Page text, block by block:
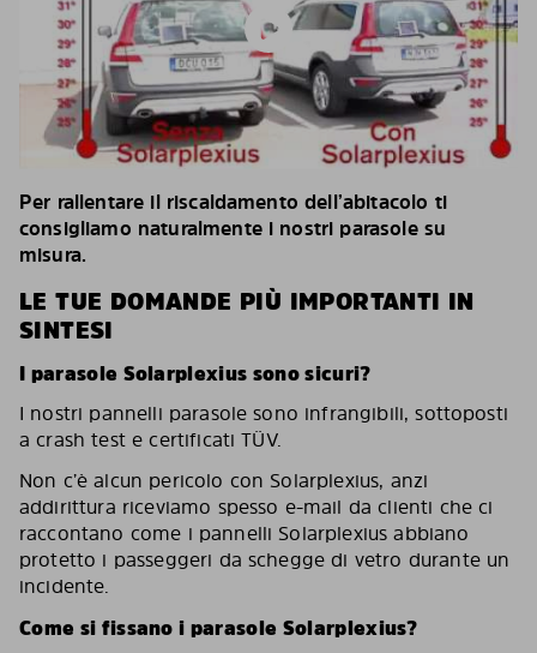
Per rallentare il riscaldamento dell’abitacolo ti
consigliamo naturalmente i nostri parasole su
misura.
LE TUE DOMANDE PIÙ IMPORTANTI IN
SINTESI
I parasole Solarplexius sono sicuri?
I nostri pannelli parasole sono infrangibili, sottoposti
a crash test e certificati TÜV.
Non c’è alcun pericolo con Solarplexius, anzi
addirittura riceviamo spesso e-mail da clienti che ci
raccontano come i pannelli Solarplexius abbiano
protetto i passeggeri da schegge di vetro durante un
incidente.
Come si fissano i parasole Solarplexius?